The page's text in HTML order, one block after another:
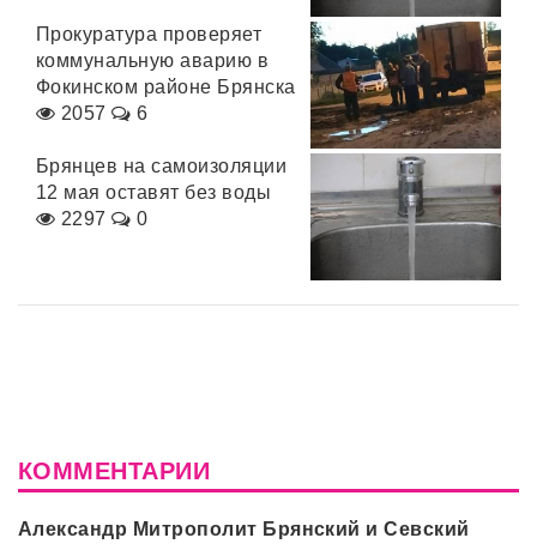
Прокуратура проверяет
коммунальную аварию в
Фокинском районе Брянска
2057
6
Брянцев на самоизоляции
12 мая оставят без воды
2297
0
КОММЕНТАРИИ
Александр Митрополит Брянский и Севский